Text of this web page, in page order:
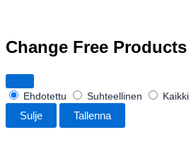
Change Free Products
Ehdotettu Suhteellinen Kaikki
Sulje Tallenna